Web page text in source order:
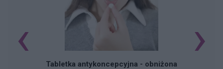
Tabletka antykoncepcyjna - obniżona
‹ ›